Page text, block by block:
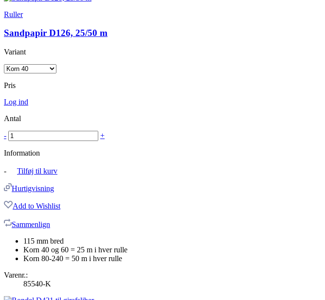
Ruller
Sandpapir D126, 25/50 m
Variant
Pris
Log ind
Antal
- +
Information
- Tilføj til kurv
Hurtigvisning
Add to Wishlist
Sammenlign
115 mm bred
Korn 40 og 60 = 25 m i hver rulle
Korn 80-240 = 50 m i hver rulle
Varenr.:
85540-K